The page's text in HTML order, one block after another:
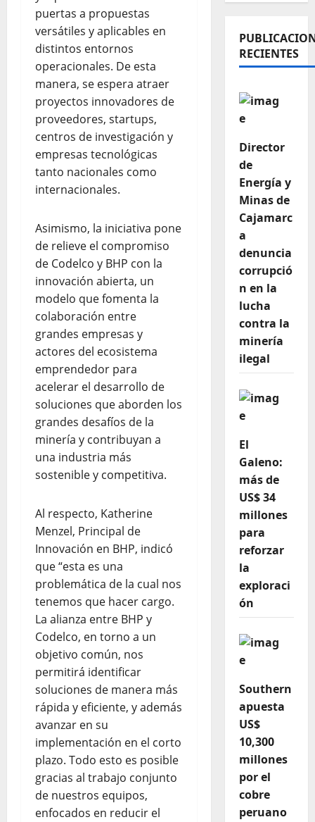
puertas a propuestas
versátiles y aplicables en
distintos entornos
operacionales. De esta
manera, se espera atraer
proyectos innovadores de
proveedores, startups,
centros de investigación y
empresas tecnológicas
tanto nacionales como
internacionales.
Asimismo, la iniciativa pone
de relieve el compromiso
de Codelco y BHP con la
innovación abierta, un
modelo que fomenta la
colaboración entre
grandes empresas y
actores del ecosistema
emprendedor para
acelerar el desarrollo de
soluciones que aborden los
grandes desafíos de la
minería y contribuyan a
una industria más
sostenible y competitiva.
Al respecto, Katherine
Menzel, Principal de
Innovación en BHP, indicó
que “esta es una
problemática de la cual nos
tenemos que hacer cargo.
La alianza entre BHP y
Codelco, en torno a un
objetivo común, nos
permitirá identificar
soluciones de manera más
rápida y eficiente, y además
avanzar en su
implementación en el corto
plazo. Todo esto es posible
gracias al trabajo conjunto
de nuestros equipos,
enfocados en reducir el
RECIENTES
Director
de
Energía y
Minas de
Cajamarc
a
denuncia
corrupció
n en la
lucha
contra la
minería
ilegal
El
Galeno:
más de
US$ 34
millones
para
reforzar
la
exploraci
ón
Southern
apuesta
US$
10,300
millones
por el
cobre
peruano